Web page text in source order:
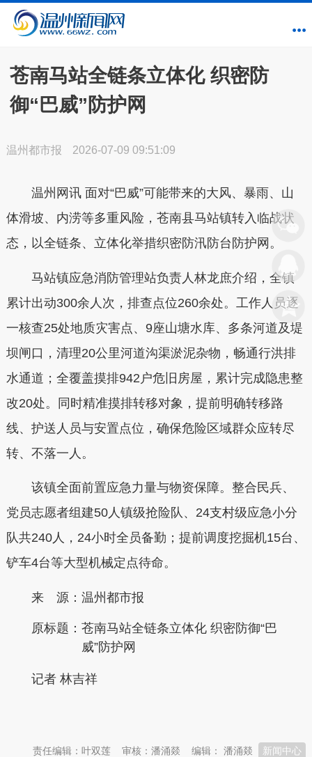
苍南马站全链条立体化 织密防
御“巴威”防护网
温州都市报 2026-07-09 09:51:09
温州网讯 面对“巴威”可能带来的大风、暴雨、山
体滑坡、内涝等多重风险，苍南县马站镇转入临战状
态，以全链条、立体化举措织密防汛防台防护网。
马站镇应急消防管理站负责人林龙庶介绍，全镇
累计出动300余人次，排查点位260余处。工作人员逐
一核查25处地质灾害点、9座山塘水库、多条河道及堤
坝闸口，清理20公里河道沟渠淤泥杂物，畅通行洪排
水通道；全覆盖摸排942户危旧房屋，累计完成隐患整
改20处。同时精准摸排转移对象，提前明确转移路
线、护送人员与安置点位，确保危险区域群众应转尽
转、不落一人。
该镇全面前置应急力量与物资保障。整合民兵、
党员志愿者组建50人镇级抢险队、24支村级应急小分
队共240人，24小时全员备勤；提前调度挖掘机15台、
铲车4台等大型机械定点待命。
来 源：温州都市报
原标题： 苍南马站全链条立体化 织密防御“巴
威”防护网
记者 林吉祥
新闻中心
编辑： 潘涌燚
审核：潘涌燚
责任编辑：叶双莲